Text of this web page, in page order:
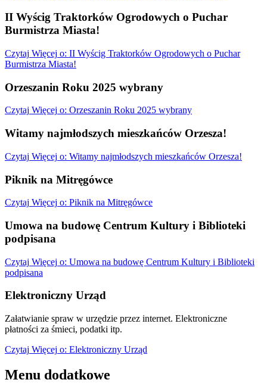
II Wyścig Traktorków Ogrodowych o Puchar
Burmistrza Miasta!
Czytaj Więcej o: II Wyścig Traktorków Ogrodowych o Puchar
Burmistrza Miasta!
Orzeszanin Roku 2025 wybrany
Czytaj Więcej o: Orzeszanin Roku 2025 wybrany
Witamy najmłodszych mieszkańców Orzesza!
Czytaj Więcej o: Witamy najmłodszych mieszkańców Orzesza!
Piknik na Mitręgówce
Czytaj Więcej o: Piknik na Mitręgówce
Umowa na budowę Centrum Kultury i Biblioteki
podpisana
Czytaj Więcej o: Umowa na budowę Centrum Kultury i Biblioteki
podpisana
Elektroniczny Urząd
Załatwianie spraw w urzędzie przez internet. Elektroniczne
płatności za śmieci, podatki itp.
Czytaj Więcej o: Elektroniczny Urząd
Menu dodatkowe